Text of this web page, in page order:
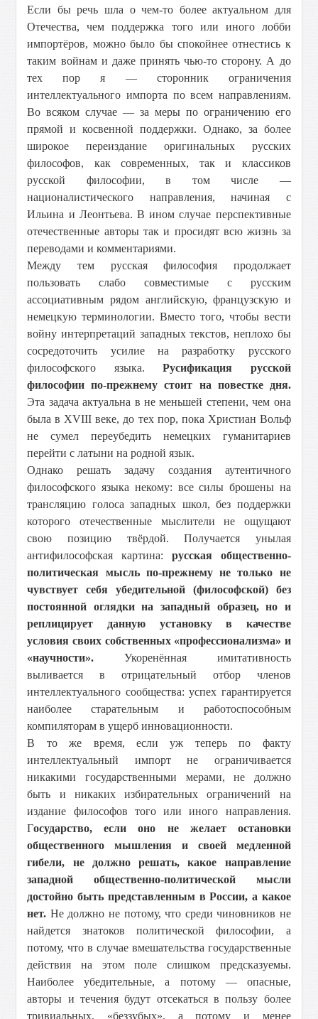
Если бы речь шла о чем-то более актуальном для
Отечества, чем поддержка того или иного лобби
импортёров, можно было бы спокойнее отнестись к
таким войнам и даже принять чью-то сторону. А до
тех пор я — сторонник ограничения
интеллектуального импорта по всем направлениям.
Во всяком случае — за меры по ограничению его
прямой и косвенной поддержки. Однако, за более
широкое переиздание оригинальных русских
философов, как современных, так и классиков
русской философии, в том числе —
националистического направления, начиная с
Ильина и Леонтьева. В ином случае перспективные
отечественные авторы так и просидят всю жизнь за
переводами и комментариями.
Между тем русская философия продолжает
пользовать слабо совместимые с русским
ассоциативным рядом английскую, французскую и
немецкую терминологии. Вместо того, чтобы вести
войну интерпретаций западных текстов, неплохо бы
сосредоточить усилие на разработку русского
философского языка.Русификация русской
философии по-прежнему стоит на повестке дня.
Эта задача актуальна в не меньшей степени, чем она
была в XVIII веке, до тех пор, пока Христиан Вольф
не сумел переубедить немецких гуманитариев
перейти с латыни на родной язык.
Однако решать задачу создания аутентичного
философского языка некому: все силы брошены на
трансляцию голоса западных школ, без поддержки
которого отечественные мыслители не ощущают
свою позицию твёрдой. Получается унылая
антифилософская картина: русская общественно-
политическая мысль по-прежнему не только не
чувствует себя убедительной (философской) без
постоянной оглядки на западный образец, но и
реплицирует данную установку в качестве
условия своих собственных «профессионализма» и
«научности». Укоренённая имитативность
выливается в отрицательный отбор членов
интеллектуального сообщества: успех гарантируется
наиболее старательным и работоспособным
компиляторам в ущерб инновационности.
В то же время, если уж теперь по факту
интеллектуальный импорт не ограничивается
никакими государственными мерами, не должно
быть и никаких избирательных ограничений на
издание философов того или иного направления.
Государство, если оно не желает остановки
общественного мышления и своей медленной
гибели, не должно решать, какое направление
западной общественно-политической мысли
достойно быть представленным в России, а какое
нет. Не должно не потому, что среди чиновников не
найдется знатоков политической философии, а
потому, что в случае вмешательства государственные
действия на этом поле слишком предсказуемы.
Наиболее убедительные, а потому — опасные,
авторы и течения будут отсекаться в пользу более
тривиальных, «беззубых», а потому и менее